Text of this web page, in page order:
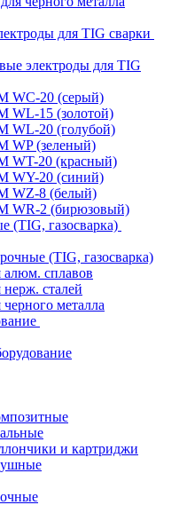
для TIG сварки
электроды для TIG
20 (серый)
15 (золотой)
20 (голубой)
(зеленый)
20 (красный)
20 (синий)
8 (белый)
2 (бирюзовый)
(TIG, газосварка)
(TIG, газосварка)
алюм. сплавов
сталей
металла
и картриджи